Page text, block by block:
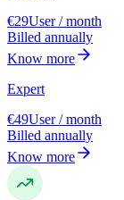
€29User / month
Billed annually
Know more
Expert
€49User / month
Billed annually
Know more